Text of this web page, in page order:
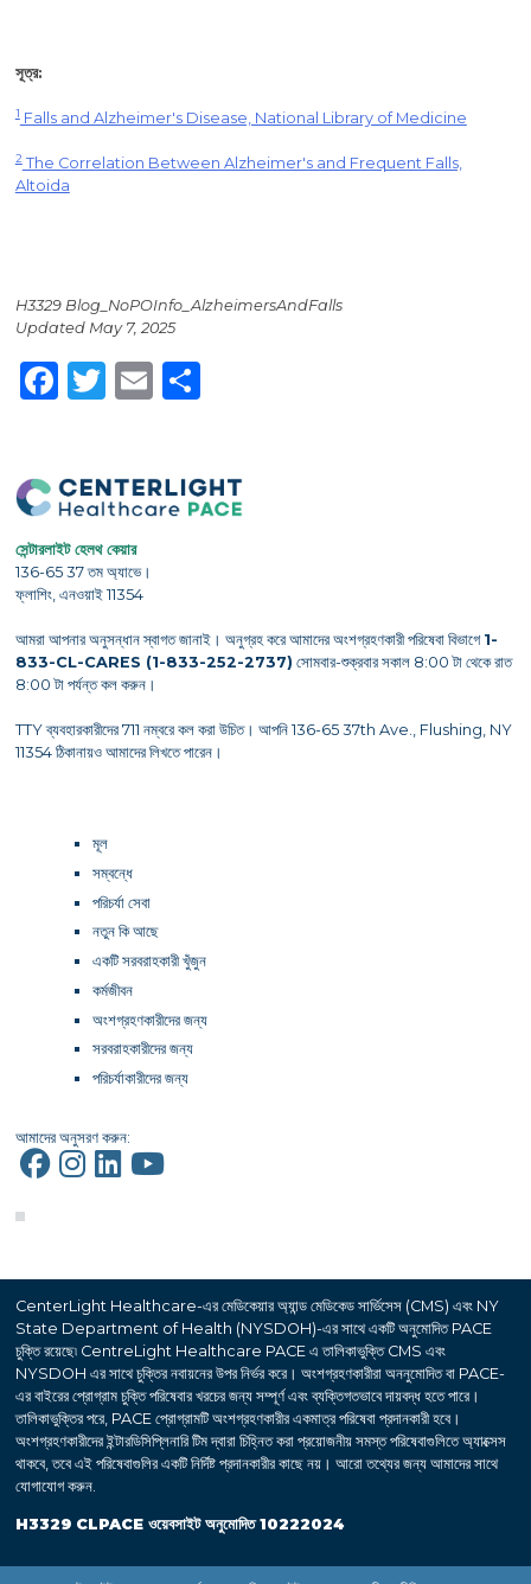
সূত্র:
1Falls and Alzheimer's Disease, National Library of Medicine
2The Correlation Between Alzheimer's and Frequent Falls,
Altoida
H3329 Blog_NoPOInfo_AlzheimersAndFalls
Updated May 7, 2025
Facebook
Twitter
EmailShare
সেন্টারলাইট হেলথ কেয়ার
136-65 37 তম অ্যাভে।
ফ্লাশিং, এনওয়াই 11354
আমরা আপনার অনুসন্ধান স্বাগত জানাই। অনুগ্রহ করে আমাদের অংশগ্রহণকারী পরিষেবা বিভাগে 1-
833-CL-CARES (1-833-252-2737) সোমবার-শুক্রবার সকাল 8:00 টা থেকে রাত
8:00 টা পর্যন্ত কল করুন।
TTY ব্যবহারকারীদের 711 নম্বরে কল করা উচিত। আপনি 136-65 37th Ave., Flushing, NY
11354 ঠিকানায়ও আমাদের লিখতে পারেন।
মূল
সম্বন্ধে
পরিচর্যা সেবা
নতুন কি আছে
একটি সরবরাহকারী খুঁজুন
কর্মজীবন
অংশগ্রহণকারীদের জন্য
সরবরাহকারীদের জন্য
পরিচর্যাকারীদের জন্য
আমাদের অনুসরণ করুন:
CenterLight Healthcare-এর মেডিকেয়ার অ্যান্ড মেডিকেড সার্ভিসেস (CMS) এবং NY
State Department of Health (NYSDOH)-এর সাথে একটি অনুমোদিত PACE
চুক্তি রয়েছে৷ CentreLight Healthcare PACE এ তালিকাভুক্তি CMS এবং
NYSDOH এর সাথে চুক্তির নবায়নের উপর নির্ভর করে। অংশগ্রহণকারীরা অননুমোদিত বা PACE-
এর বাইরের প্রোগ্রাম চুক্তি পরিষেবার খরচের জন্য সম্পূর্ণ এবং ব্যক্তিগতভাবে দায়বদ্ধ হতে পারে।
তালিকাভুক্তির পরে, PACE প্রোগ্রামটি অংশগ্রহণকারীর একমাত্র পরিষেবা প্রদানকারী হবে।
অংশগ্রহণকারীদের ইন্টারডিসিপ্লিনারি টিম দ্বারা চিহ্নিত করা প্রয়োজনীয় সমস্ত পরিষেবাগুলিতে অ্যাক্সেস
থাকবে, তবে এই পরিষেবাগুলির একটি নির্দিষ্ট প্রদানকারীর কাছে নয়। আরো তথ্যের জন্য আমাদের সাথে
যোগাযোগ করুন.
H3329 CLPACE ওয়েবসাইট অনুমোদিত 10222024